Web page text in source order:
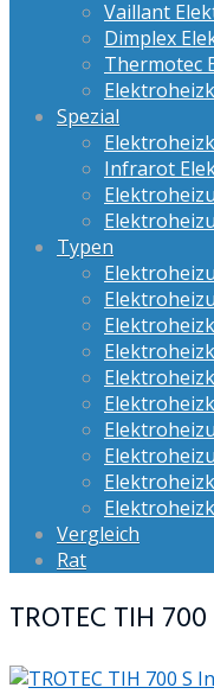
Vaillant
Dimplex
Thermotec
Spezial
Infrarot
Typen
Vergleich
Rat
TROTEC TIH